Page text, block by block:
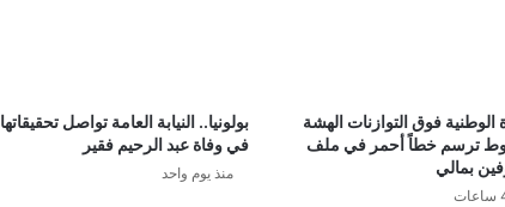
الوطنية فوق التوازنات الهشة
ترسم خطاً أحمر في ملف
بمالي
بولونيا.. النيابة العامة تواصل تحقيقاتها
في وفاة عبد الرحيم فقير
منذ يوم واحد